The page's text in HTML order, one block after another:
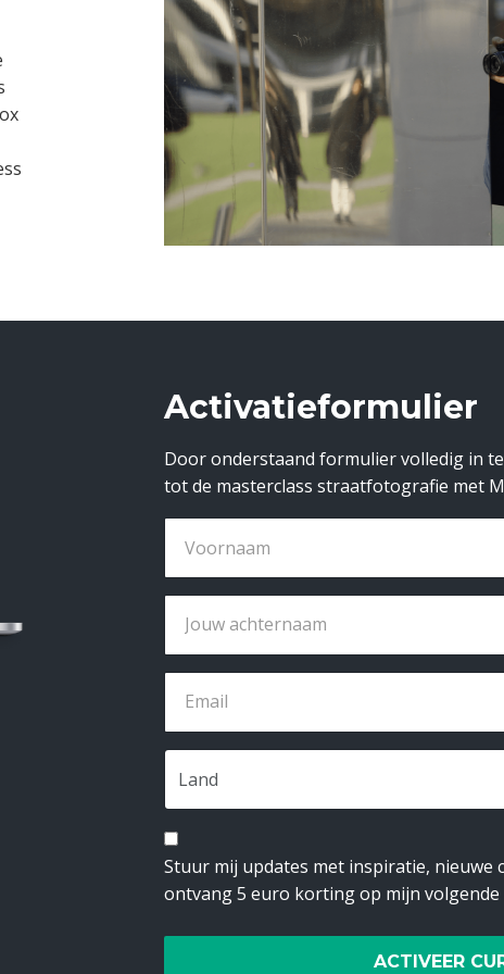
Activatieformulier
Door onderstaand formulier volledig in
tot de masterclass straatfotografie met
Stuur mij updates met inspiratie, nieuwe
ontvang 5 euro korting op mijn volgende
ACTIVEER